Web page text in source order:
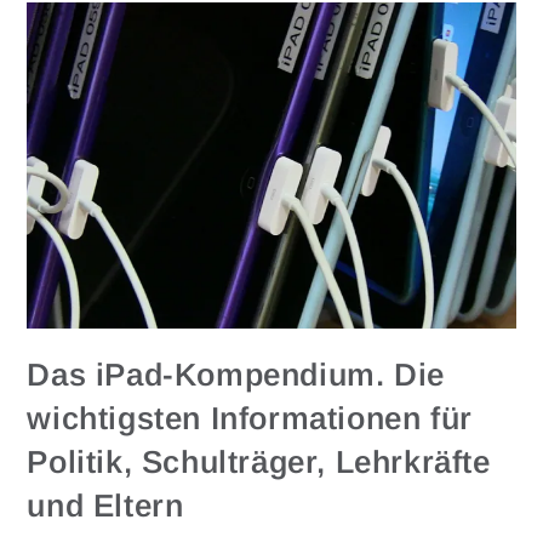
Das iPad-Kompendium. Die
wichtigsten Informationen für
Politik, Schulträger, Lehrkräfte
und Eltern